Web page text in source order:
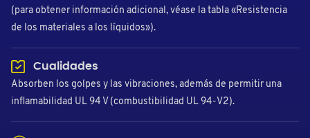
(para obtener información adicional, véase la tabla «Resistencia
de los materiales a los líquidos»).
Cualidades
Absorben los golpes y las vibraciones, además de permitir una
inflamabilidad UL 94 V (combustibilidad UL 94-V2).